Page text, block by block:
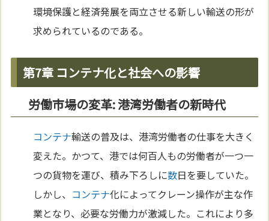
環境保護と経済発展を両立させる新しい輸送の形が
求められているのである。
第7章 コンテナ化と社会への影響
労働市場の変革: 港湾労働者の新時代
コンテナ輸送の普及は、港湾労働者の仕事を大きく
変えた。かつて、港では何百人もの労働者が一つ一
つの貨物を運び、積み下ろしに数日を要していた。
しかし、 コンテナ化によってクレーン操作が主な作
業となり、必要な労働力が激減した。これにより多